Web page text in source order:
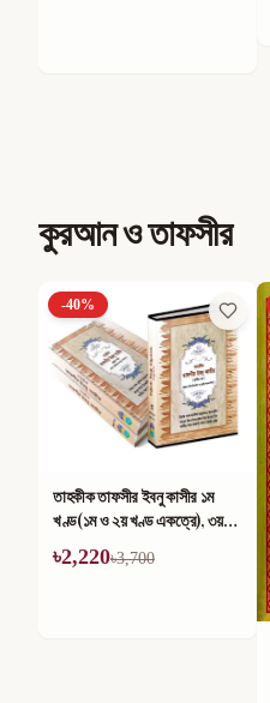
কুরআন ও তাফসীর
-40%
তাহকীক তাফসীর ইবনু কাসীর ১ম
খণ্ড(১ম ও ২য় খণ্ড একত্রে), ৩য়
খণ্ড, ৪র্থ খণ্ড ও আম্মা পারা (সেট)
৳2,220৳3,700